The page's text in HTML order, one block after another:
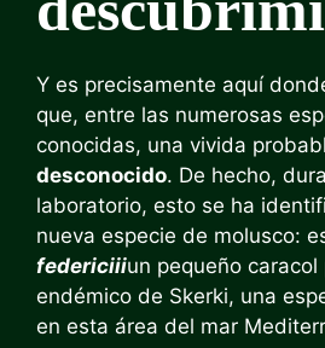
Y es precisamente aquí
que, entre las numerosas
conocidas, una vivida
desconocido. De hecho,
laboratorio, esto se ha
nueva especie de molusco:
federiciiiun pequeño
endémico de Skerki, una
en esta área del mar